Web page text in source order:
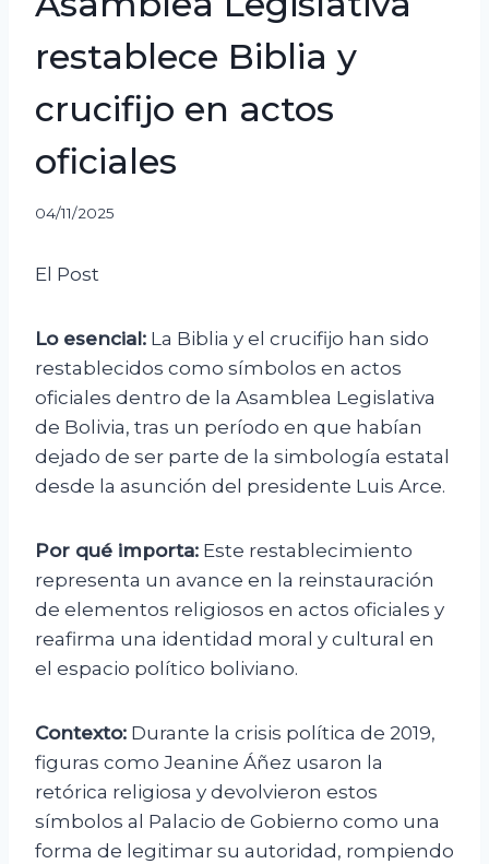
restablece Biblia y
crucifijo en actos
oficiales
04/11/2025
El Post
Lo esencial: La Biblia y el crucifijo han sido
restablecidos como símbolos en actos
oficiales dentro de la Asamblea Legislativa
de Bolivia, tras un período en que habían
dejado de ser parte de la simbología estatal
desde la asunción del presidente Luis Arce.
Por qué importa: Este restablecimiento
representa un avance en la reinstauración
de elementos religiosos en actos oficiales y
reafirma una identidad moral y cultural en
el espacio político boliviano.
Contexto: Durante la crisis política de 2019,
figuras como Jeanine Áñez usaron la
retórica religiosa y devolvieron estos
símbolos al Palacio de Gobierno como una
forma de legitimar su autoridad, rompiendo